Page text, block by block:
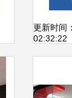
业新
更新时间
02:32:22